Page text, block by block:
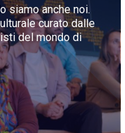
siamo anche noi.
curato dalle
del mondo di